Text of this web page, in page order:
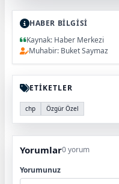
HABER BİLGİSİ
Kaynak: Haber Merkezi
Muhabir: Buket Saymaz
ETİKETLER
chp Özgür Özel
Yorumlar0 yorum
Yorumunuz